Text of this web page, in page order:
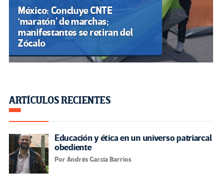
México: Concluye CNTE
‘maratón’ de marchas;
manifestantes se retiran del
Zócalo
ARTÍCULOS RECIENTES
Educación y ética en un universo patriarcal
obediente
Por Andrés García Barrios